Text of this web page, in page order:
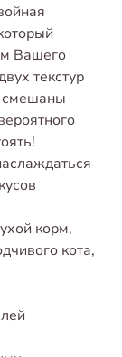
Вашего
текстур
смешаны
корм,
кота,